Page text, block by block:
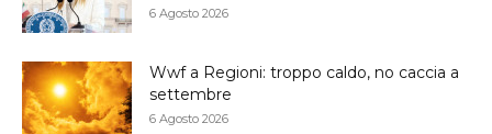
6 Agosto 2026
Wwf a Regioni: troppo caldo, no caccia a
settembre
6 Agosto 2026